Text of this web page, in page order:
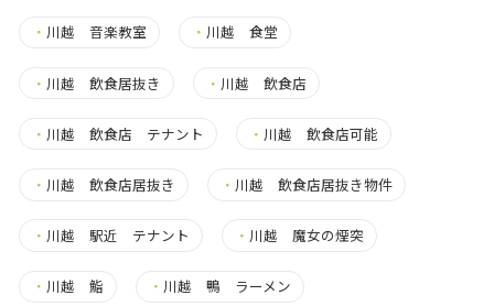
・ 川越 音楽教室 ・ 川越 食堂
・ 川越 飲食居抜き ・ 川越 飲食店
・ 川越 飲食店 テナント ・ 川越 飲食店可能
・ 川越 飲食店居抜き ・ 川越 飲食店居抜き物件
・ 川越 駅近 テナント ・ 川越 魔女の煙突
・ 川越 鮨 ・ 川越 鴨 ラーメン